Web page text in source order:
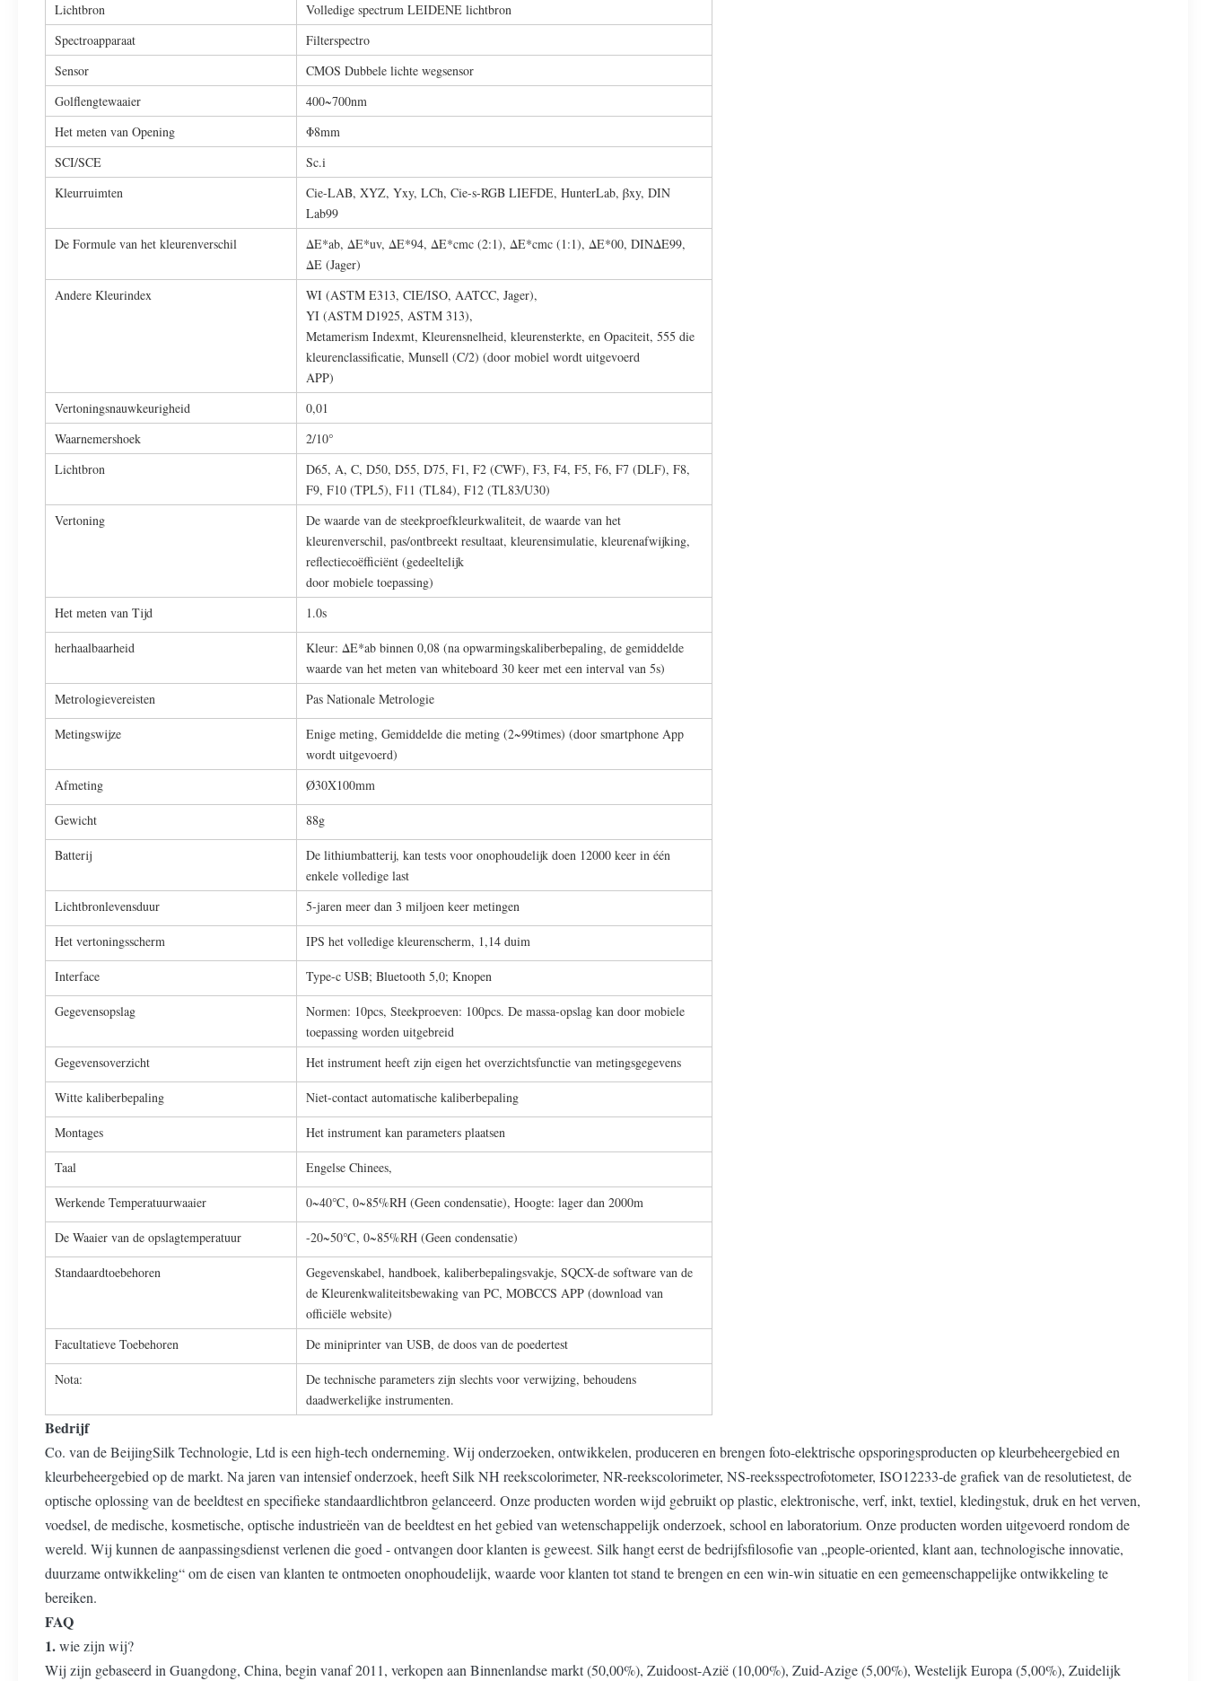
Lichtbron
Volledige spectrum LEIDENE lichtbron
Spectroapparaat
Filterspectro
Sensor
CMOS Dubbele lichte wegsensor
Golflengtewaaier
400~700nm
Het meten van Opening
Φ8mm
SCI/SCE
Sc.i
Kleurruimten
Cie-LAB, XYZ, Yxy, LCh, Cie-s-RGB LIEFDE, HunterLab, βxy, DIN
Lab99
De Formule van het kleurenverschil
ΔE*ab, ΔE*uv, ΔE*94, ΔE*cmc (2:1), ΔE*cmc (1:1), ΔE*00, DINΔE99,
ΔE (Jager)
Andere Kleurindex
WI (ASTM E313, CIE/ISO, AATCC, Jager),
YI (ASTM D1925, ASTM 313),
Metamerism Indexmt, Kleurensnelheid, kleurensterkte, en Opaciteit, 555 die
kleurenclassificatie, Munsell (C/2) (door mobiel wordt uitgevoerd
APP)
Vertoningsnauwkeurigheid
0,01
Waarnemershoek
2/10°
Lichtbron
D65, A, C, D50, D55, D75, F1, F2 (CWF), F3, F4, F5, F6, F7 (DLF), F8,
F9, F10 (TPL5), F11 (TL84), F12 (TL83/U30)
Vertoning
De waarde van de steekproefkleurkwaliteit, de waarde van het
kleurenverschil, pas/ontbreekt resultaat, kleurensimulatie, kleurenafwijking,
reflectiecoëfficiënt (gedeeltelijk
door mobiele toepassing)
Het meten van Tijd
1.0s
herhaalbaarheid
Kleur: ΔE*ab binnen 0,08 (na opwarmingskaliberbepaling, de gemiddelde
waarde van het meten van whiteboard 30 keer met een interval van 5s)
Metrologievereisten
Pas Nationale Metrologie
Metingswijze
Enige meting, Gemiddelde die meting (2~99times) (door smartphone App
wordt uitgevoerd)
Afmeting
Ø30X100mm
Gewicht 88g
Batterij
De lithiumbatterij, kan tests voor onophoudelijk doen 12000 keer in één
enkele volledige last
Lichtbronlevensduur
5-jaren meer dan 3 miljoen keer metingen
Het vertoningsscherm IPS het volledige kleurenscherm, 1,14 duim
Interface Type-c USB; Bluetooth 5,0; Knopen
Gegevensopslag
Normen: 10pcs, Steekproeven: 100pcs. De massa-opslag kan door mobiele
toepassing worden uitgebreid
Gegevensoverzicht
Het instrument heeft zijn eigen het overzichtsfunctie van metingsgegevens
Witte kaliberbepaling Niet-contact automatische kaliberbepaling
Montages Het instrument kan parameters plaatsen
Taal Engelse Chinees,
Werkende Temperatuurwaaier 0~40℃, 0~85%RH (Geen condensatie), Hoogte: lager dan 2000m
De Waaier van de opslagtemperatuur -20~50℃, 0~85%RH (Geen condensatie)
Standaardtoebehoren
Gegevenskabel, handboek, kaliberbepalingsvakje, SQCX-de software van de
de Kleurenkwaliteitsbewaking van PC, MOBCCS APP (download van
officiële website)
Facultatieve Toebehoren
De miniprinter van USB, de doos van de poedertest
Nota:
De technische parameters zijn slechts voor verwijzing, behoudens
daadwerkelijke instrumenten.
Bedrijf
Co. van de BeijingSilk Technologie, Ltd is een high-tech onderneming. Wij onderzoeken, ontwikkelen, produceren en brengen foto-elektrische opsporingsproducten op kleurbeheergebied en
kleurbeheergebied op de markt. Na jaren van intensief onderzoek, heeft Silk NH reekscolorimeter, NR-reekscolorimeter, NS-reeksspectrofotometer, ISO12233-de grafiek van de resolutietest, de
optische oplossing van de beeldtest en specifieke standaardlichtbron gelanceerd. Onze producten worden wijd gebruikt op plastic, elektronische, verf, inkt, textiel, kledingstuk, druk en het verven,
voedsel, de medische, kosmetische, optische industrieën van de beeldtest en het gebied van wetenschappelijk onderzoek, school en laboratorium. Onze producten worden uitgevoerd rondom de
wereld. Wij kunnen de aanpassingsdienst verlenen die goed - ontvangen door klanten is geweest. Silk hangt eerst de bedrijfsfilosofie van „people-oriented, klant aan, technologische innovatie,
duurzame ontwikkeling“ om de eisen van klanten te ontmoeten onophoudelijk, waarde voor klanten tot stand te brengen en een win-win situatie en een gemeenschappelijke ontwikkeling te
bereiken.
FAQ
1.wie zijn wij?
Wij zijn gebaseerd in Guangdong, China, begin vanaf 2011, verkopen aan Binnenlandse markt (50,00%), Zuidoost-Azië (10,00%), Zuid-Azige (5,00%), Westelijk Europa (5,00%), Zuidelijk